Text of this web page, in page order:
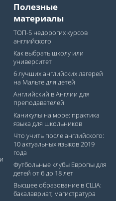
Полезные
материалы
ТОП-5 недорогих курсов
английского
Как выбрать школу или
университет
6 лучших английских лагерей
на Мальте для детей
Английский в Англии для
преподавателей
Каникулы на море: практика
языка для школьников
Что учить после английского:
10 актуальных языков 2019
года
Футбольные клубы Европы для
детей от 6 до 18 лет
Высшее образование в США:
бакалавриат, магистратура